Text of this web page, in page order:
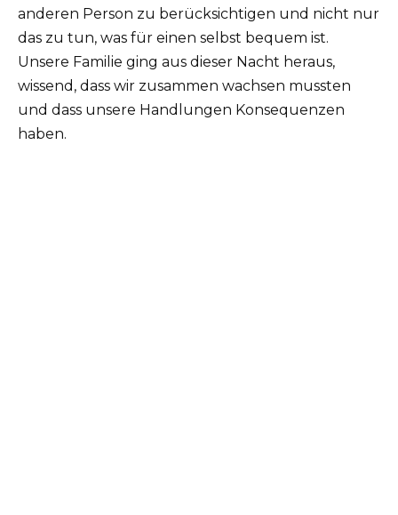
anderen Person zu berücksichtigen und nicht nur
das zu tun, was für einen selbst bequem ist.
Unsere Familie ging aus dieser Nacht heraus,
wissend, dass wir zusammen wachsen mussten
und dass unsere Handlungen Konsequenzen
haben.